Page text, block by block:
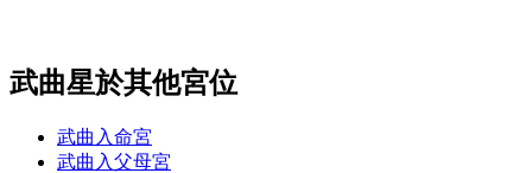
武曲星於其他宮位
武曲入命宮
武曲入父母宮